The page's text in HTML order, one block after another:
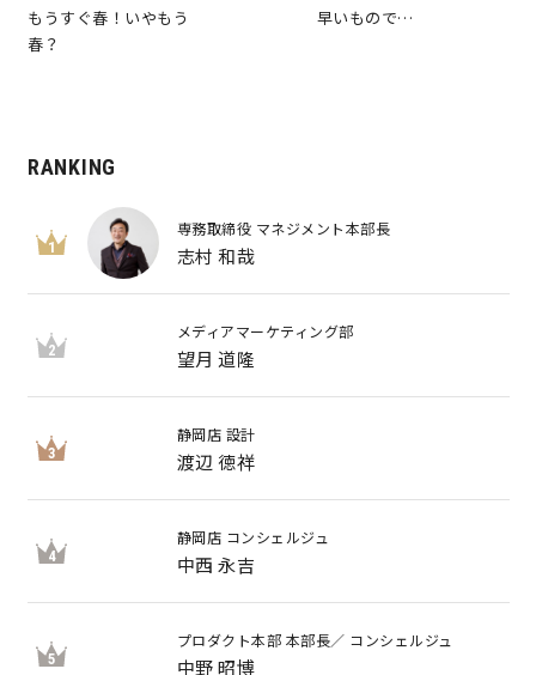
もうすぐ春！いやもう
春？
早いもので…
RANKING
1
専務取締役 マネジメント本部長
志村 和哉
2
メディアマーケティング部
望月 道隆
3
静岡店 設計
渡辺 徳祥
4
静岡店 コンシェルジュ
中西 永吉
5
プロダクト本部 本部長／ コンシェルジュ
中野 昭博